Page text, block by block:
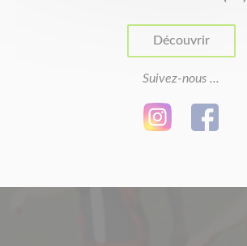
Découvrir
Suivez-nous ...